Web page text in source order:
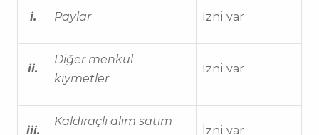
i. Paylar İzni var
ii.
Diğer menkul
kıymetler
İzni var
iii.
Kaldıraçlı alım satım
İzni var